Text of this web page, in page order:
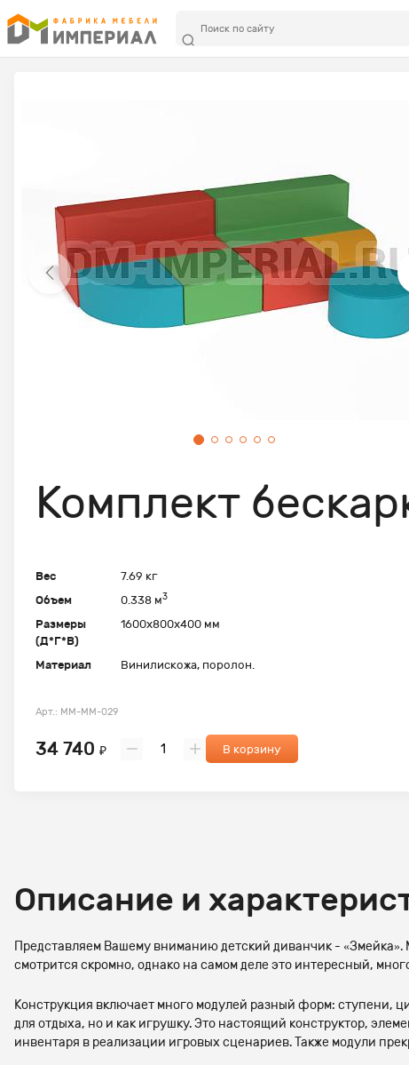
Комплект
Вес
7.69 кг
Объем
0.338 м3
Размеры
(Д*Г*В)
1600х800х400 мм
Материал Винилискожа, поролон.
Арт.: ММ-ММ-029
34 740 ₽ В корзину
Описание и
Представляем Вашему вниманию детский диванчик - «Змейка».
смотрится скромно, однако на самом деле это интересный,
Конструкция включает много модулей разный форм: ступени,
для отдыха, но и как игрушку. Это настоящий конструктор,
инвентаря в реализации игровых сценариев. Также модули